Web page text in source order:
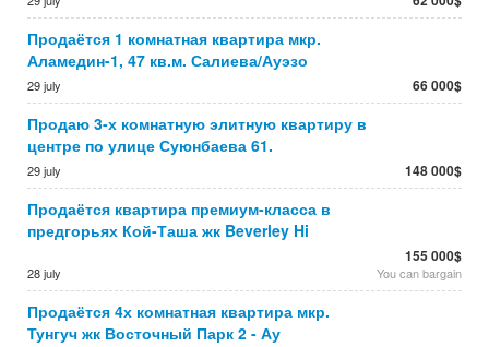
Продаётся 1 комнатная квартира мкр.
Аламедин-1, 47 кв.м. Салиева/Ауэзо
29 july 66 000$
Продаю 3-х комнатную элитную квартиру в
центре по улице Суюнбаева 61.
29 july 148 000$
Продаётся квартира премиум-класса в
предгорьях Кой-Таша жк Beverley Hi
28 july
155 000$
You can bargain
Продаётся 4х комнатная квартира мкр.
Тунгуч жк Восточный Парк 2 - Ау